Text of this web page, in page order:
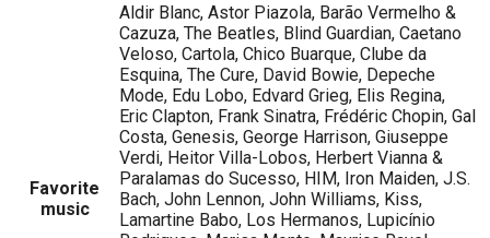
Favorite
music
Aldir Blanc, Astor Piazola, Barão Vermelho &
Cazuza, The Beatles, Blind Guardian, Caetano
Veloso, Cartola, Chico Buarque, Clube da
Esquina, The Cure, David Bowie, Depeche
Mode, Edu Lobo, Edvard Grieg, Elis Regina,
Eric Clapton, Frank Sinatra, Frédéric Chopin, Gal
Costa, Genesis, George Harrison, Giuseppe
Verdi, Heitor Villa-Lobos, Herbert Vianna &
Paralamas do Sucesso, HIM, Iron Maiden, J.S.
Bach, John Lennon, John Williams, Kiss,
Lamartine Babo, Los Hermanos, Lupicínio